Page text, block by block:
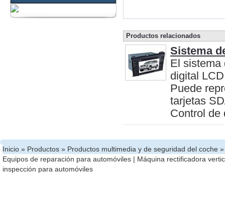
Productos relacionados
Sistema
El sistema
digital
Puede
tarjetas
Control de
Inicio » Productos » Productos multimedia y de seguridad del coche
Equipos de reparación para automóviles | Máquina rectificadora
inspección para automóviles